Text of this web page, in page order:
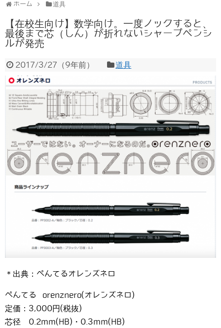
ホーム 道具
【在校生向け】数学向け。一度ノックすると、
最後まで芯（しん）が折れないシャープペンシ
ルが発売
2017/3/27 （9年前） 道具
＊出典：ぺんてるオレンズネロ
ぺんてる orenznero(オレンズネロ)
定価：3,000円(税抜)
芯径 0.2mm(HB)・0.3mm(HB)